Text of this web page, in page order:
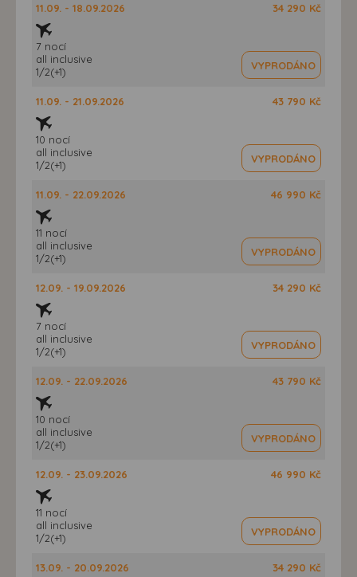
11.09. - 18.09.2026
7 nocí
all inclusive
1/2(+1)
34 290 Kč
VYPRODÁNO
11.09. - 21.09.2026
10 nocí
all inclusive
1/2(+1)
43 790 Kč
VYPRODÁNO
11.09. - 22.09.2026
11 nocí
all inclusive
1/2(+1)
46 990 Kč
VYPRODÁNO
12.09. - 19.09.2026
7 nocí
all inclusive
1/2(+1)
34 290 Kč
VYPRODÁNO
12.09. - 22.09.2026
10 nocí
all inclusive
1/2(+1)
43 790 Kč
VYPRODÁNO
12.09. - 23.09.2026
11 nocí
all inclusive
1/2(+1)
46 990 Kč
VYPRODÁNO
13.09. - 20.09.2026 34 290 Kč